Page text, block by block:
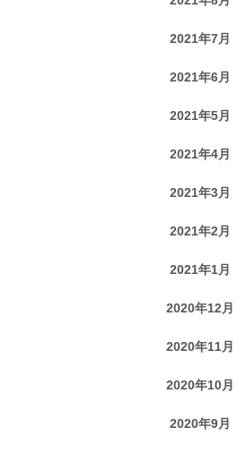
2021年7月
2021年6月
2021年5月
2021年4月
2021年3月
2021年2月
2021年1月
2020年12月
2020年11月
2020年10月
2020年9月